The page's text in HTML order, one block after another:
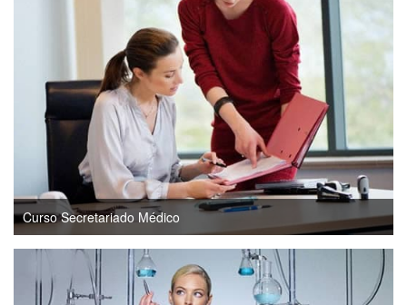
Curso Secretariado Médico